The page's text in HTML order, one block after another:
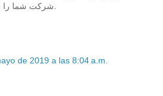
de 2019 a las 8:04 a.m.